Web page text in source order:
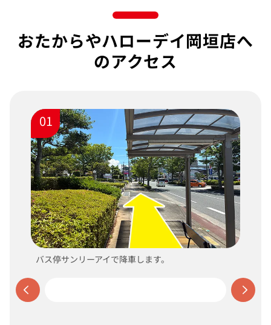
おたからやハローデイ岡垣店へ
のアクセス
01
バス停サンリーアイで降車します。